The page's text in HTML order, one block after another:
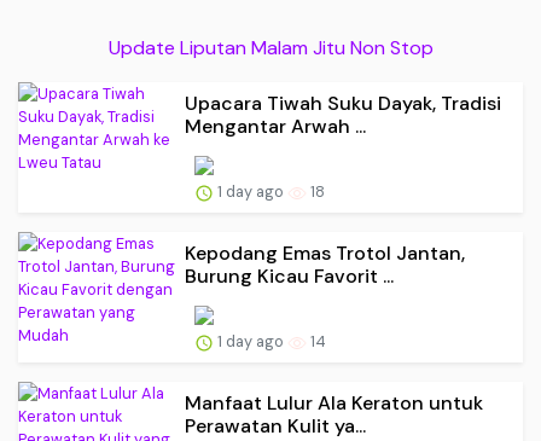
Update Liputan Malam Jitu Non Stop
Upacara Tiwah Suku Dayak, Tradisi
Mengantar Arwah ...
1 day ago 18
Kepodang Emas Trotol Jantan,
Burung Kicau Favorit ...
1 day ago 14
Manfaat Lulur Ala Keraton untuk
Perawatan Kulit ya...